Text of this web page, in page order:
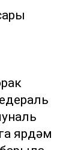
ярдәм